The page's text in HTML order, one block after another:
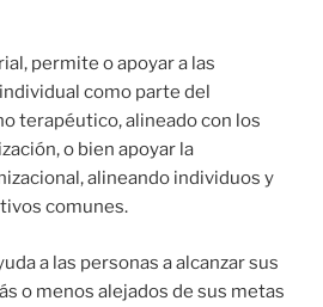
permite o apoyar a las
como parte del
terapéutico, alineado con los
o bien apoyar la
alineando individuos y
comunes.
a las personas a alcanzar sus
o menos alejados de sus metas